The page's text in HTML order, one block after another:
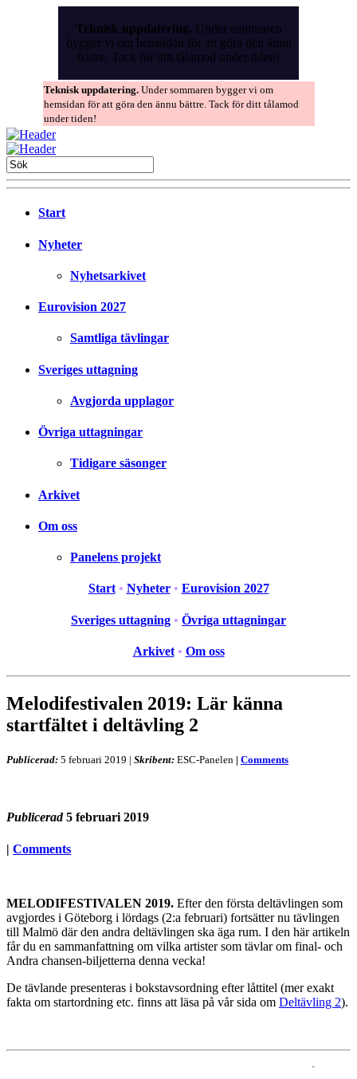
Teknisk uppdatering. Under sommaren
bygger vi om hemsidan för att göra den ännu
bättre. Tack för ditt tålamod under tiden!
Teknisk uppdatering. Under sommaren bygger vi om
hemsidan för att göra den ännu bättre. Tack för ditt tålamod
under tiden!
Start
Nyheter
Nyhetsarkivet
Eurovision 2027
Samtliga tävlingar
Sveriges uttagning
Avgjorda upplagor
Övriga uttagningar
Tidigare säsonger
Arkivet
Om oss
Panelens projekt
Start • Nyheter • Eurovision 2027
Sveriges uttagning • Övriga uttagningar
Arkivet • Om oss
Melodifestivalen 2019: Lär känna
startfältet i deltävling 2
Publicerad: 5 februari 2019 | Skribent: ESC-Panelen | Comments
Publicerad 5 februari 2019
| Comments
MELODIFESTIVALEN 2019. Efter den första deltävlingen som
avgjordes i Göteborg i lördags (2:a februari) fortsätter nu tävlingen
till Malmö där den andra deltävlingen ska äga rum. I den här artikeln
får du en sammanfattning om vilka artister som tävlar om final- och
Andra chansen-biljetterna denna vecka!
De tävlande presenteras i bokstavsordning efter låttitel (mer exakt
fakta om startordning etc. finns att läsa på vår sida om Deltävling 2).